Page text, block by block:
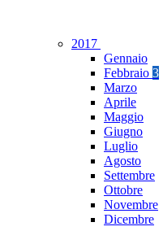
2017
Gennaio
Febbraio 3
Marzo
Aprile
Maggio
Giugno
Luglio
Agosto
Settembre
Ottobre
Novembre
Dicembre